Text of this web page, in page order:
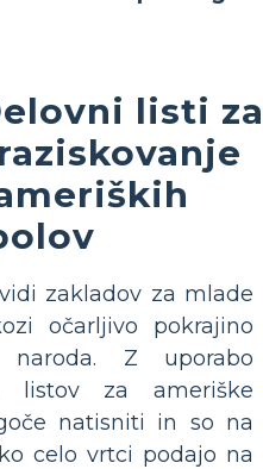
listi za
raziskovanje
zakladov za mlade
očarljivo pokrajino
naroda. Z uporabo
listov za ameriške
natisniti in so na
celo vrtci podajo na